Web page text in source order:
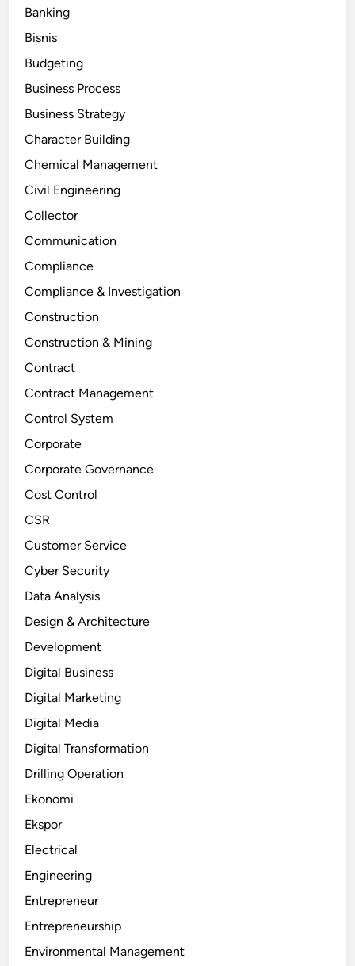
Banking
Bisnis
Budgeting
Business Process
Business Strategy
Character Building
Chemical Management
Civil Engineering
Collector
Communication
Compliance
Compliance & Investigation
Construction
Construction & Mining
Contract
Contract Management
Control System
Corporate
Corporate Governance
Cost Control
CSR
Customer Service
Cyber Security
Data Analysis
Design & Architecture
Development
Digital Business
Digital Marketing
Digital Media
Digital Transformation
Drilling Operation
Ekonomi
Ekspor
Electrical
Engineering
Entrepreneur
Entrepreneurship
Environmental Management